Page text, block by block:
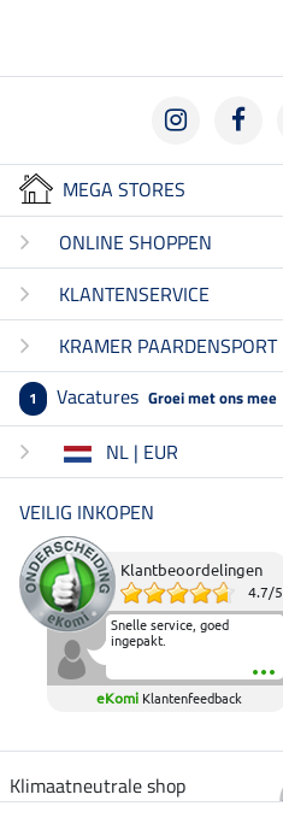
MEGA STORES
ONLINE SHOPPEN
KLANTENSERVICE
KRAMER PAARDENSPORT
1 Vacatures Groei met ons mee
NL | EUR
VEILIG INKOPEN
Klantbeoordelingen
4.7/5
Snelle service, goed
ingepakt.
eKomi Klantenfeedback
Klimaatneutrale shop